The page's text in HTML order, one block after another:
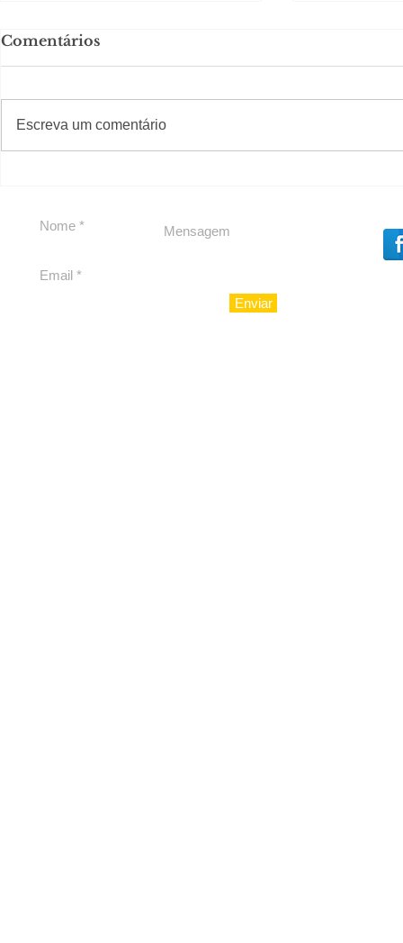
para São Paulo
Comentários
Escreva um comentário
#Sugestões
Enviar